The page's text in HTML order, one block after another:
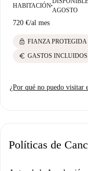
culinarias. Descubre el
HABITACIÓN■
AGOSTO
720 €/al mes
lock FIANZA PROTEGIDA
euro GASTOS INCLUIDOS
¿Por qué no puedo visitar
Políticas de